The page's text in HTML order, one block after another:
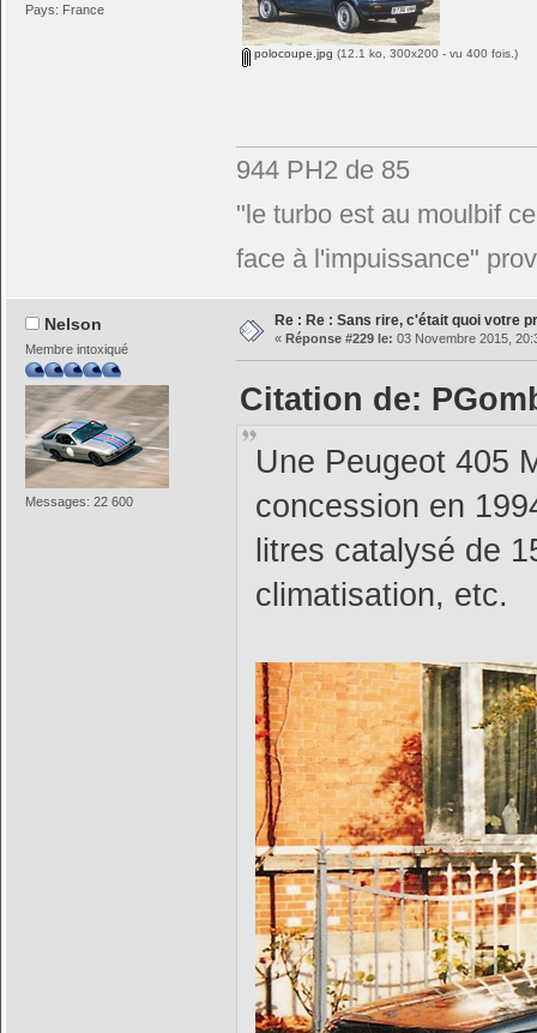
Pays: France
polocoupe.jpg (12.1 ko, 300x200 - vu 400 fois.)
944 PH2 de 85
"le turbo est au moulbif
face à l'impuissance"
Nelson
Membre intoxiqué
Messages: 22 600
Re : Re : Sans rire, c'était quoi votre
« Réponse #229 le: 03 Novembre 2015,
Citation de:
Une Peugeot 405
concession en
litres catalysé de
climatisation, etc.